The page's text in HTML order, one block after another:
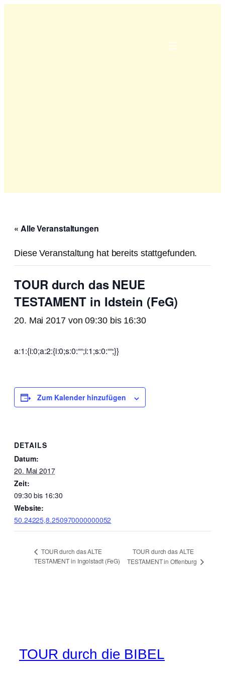
« Alle Veranstaltungen
Diese Veranstaltung hat bereits stattgefunden.
TOUR durch das NEUE
TESTAMENT in Idstein (FeG)
20. Mai 2017 von 09:30bis 16:30
a:1:{i:0;a:2:{i:0;s:0:““;i:1;s:0:““;}}
Zum Kalender hinzufügen
DETAILS
Datum:
20. Mai 2017
Zeit:
09:30 bis 16:30
Website:
50.24225,8.250970000000052
TOUR durch das ALTE
TESTAMENT in Ingolstadt (FeG)
TOUR durch das ALTE
TESTAMENT in Offenburg
TOUR durch die BIBEL